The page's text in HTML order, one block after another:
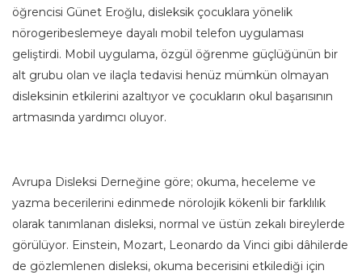
öğrencisi Günet Eroğlu, disleksik çocuklara yönelik
nörogeribeslemeye dayalı mobil telefon uygulaması
geliştirdi. Mobil uygulama, özgül öğrenme güçlüğünün bir
alt grubu olan ve ilaçla tedavisi henüz mümkün olmayan
disleksinin etkilerini azaltıyor ve çocukların okul başarısının
artmasında yardımcı oluyor.
Avrupa Disleksi Derneğine göre; okuma, heceleme ve
yazma becerilerini edinmede nörolojik kökenli bir farklılık
olarak tanımlanan disleksi, normal ve üstün zekalı bireylerde
görülüyor. Einstein, Mozart, Leonardo da Vinci gibi dâhilerde
de gözlemlenen disleksi, okuma becerisini etkilediği için